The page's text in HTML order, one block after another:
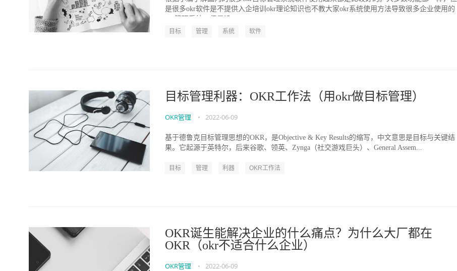
是很多okr软件是不提供入企培训okr理论知识也不教大家okr系统使用方法导致很多企业使用的
目标 管理 系统 软件
目标管理利器：OKR工作法（用okr做目标管理）
OKR管理 • 2022-06-09
基于德鲁克目标管理思想的OKR，是Objective & Key Results的缩写，中文意思是目标与关键结
果。它起源于英特尔，后来谷歌、领英、Zynga（社交游戏巨头）、General Assem...
目标 管理 利器 OKR工作法
OKR诞生能解决企业的什么痛点？为什么大厂都在
OKR（okr不适合什么企业）
OKR管理 • 2022-06-09